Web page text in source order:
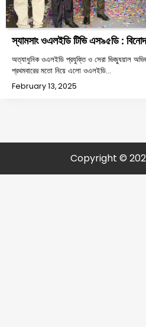
স্যামসাং ওএলইডি টিভি এস৯৫ডি :
অত্যাধুনিক ওএলইডি প্রযুক্তি ও সেরা ভিজ্যুয়াল
প্রথমবারের মতো নিয়ে এলো ওএলইডি…
February 13, 2025
Copyright ©